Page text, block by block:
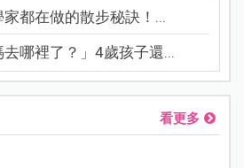
家都在做的散步秘訣！...
去哪裡了？」4歲孩子還...
看更多